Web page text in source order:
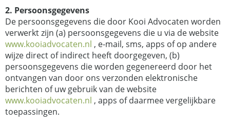
2. Persoonsgegevens
De persoonsgegevens die door Kooi Advocaten worden
verwerkt zijn (a) persoonsgegevens die u via de website
www.kooiadvocaten.nl , e-mail, sms, apps of op andere
wijze direct of indirect heeft doorgegeven, (b)
persoonsgegevens die worden gegenereerd door het
ontvangen van door ons verzonden elektronische
berichten of uw gebruik van de website
www.kooiadvocaten.nl , apps of daarmee vergelijkbare
toepassingen.